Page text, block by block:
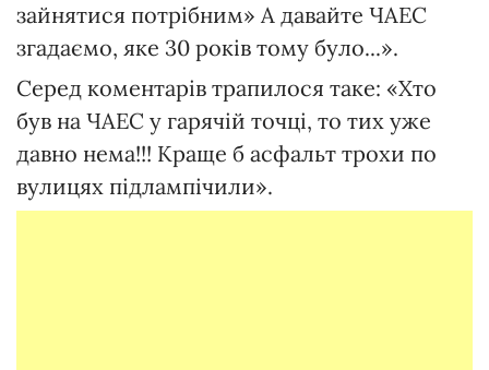
зайнятися потрібним» А давайте ЧАЕС
згадаємо, яке 30 років тому було...».
Серед коментарів трапилося таке: «Хто
був на ЧАЕС у гарячій точці, то тих уже
давно нема!!! Краще б асфальт трохи по
вулицях підлампічили».